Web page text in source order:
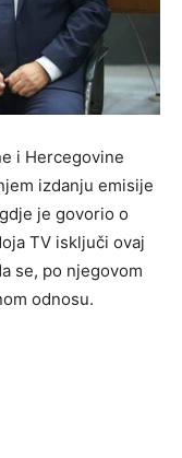
i Hercegovine
izdanju emisije
je govorio o
TV isključi ovaj
se, po njegovom
odnosu.